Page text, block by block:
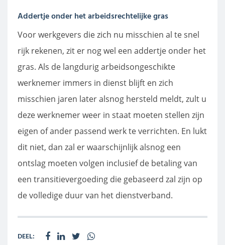
Addertje onder het arbeidsrechtelijke gras
Voor werkgevers die zich nu misschien al te snel
rijk rekenen, zit er nog wel een addertje onder het
gras. Als de langdurig arbeidsongeschikte
werknemer immers in dienst blijft en zich
misschien jaren later alsnog hersteld meldt, zult u
deze werknemer weer in staat moeten stellen zijn
eigen of ander passend werk te verrichten. En lukt
dit niet, dan zal er waarschijnlijk alsnog een
ontslag moeten volgen inclusief de betaling van
een transitievergoeding die gebaseerd zal zijn op
de volledige duur van het dienstverband.
DEEL: